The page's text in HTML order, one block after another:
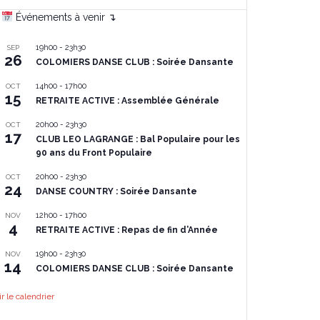
Événements à venir ↴
SEP
26
19h00 - 23h30
COLOMIERS DANSE CLUB : Soirée Dansante
OCT
15
14h00 - 17h00
RETRAITE ACTIVE : Assemblée Générale
OCT
17
20h00 - 23h30
CLUB LEO LAGRANGE : Bal Populaire pour les
90 ans du Front Populaire
OCT
24
20h00 - 23h30
DANSE COUNTRY : Soirée Dansante
NOV
4
12h00 - 17h00
RETRAITE ACTIVE : Repas de fin d’Année
NOV
14
19h00 - 23h30
COLOMIERS DANSE CLUB : Soirée Dansante
le calendrier